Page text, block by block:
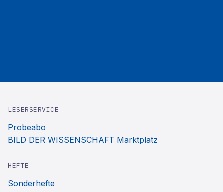
LESERSERVICE
Probeabo
BILD DER WISSENSCHAFT Marktplatz
HEFTE
Sonderhefte